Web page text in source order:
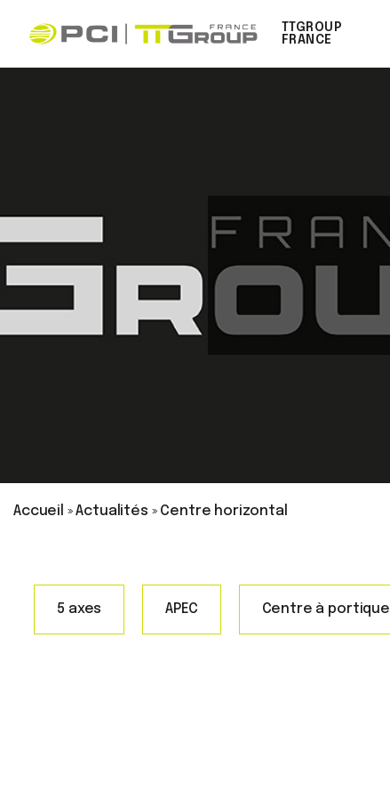
TTGROUP
FRANCE
Accueil »Actualités » Centre horizontal
5 axes APEC Centre à portique